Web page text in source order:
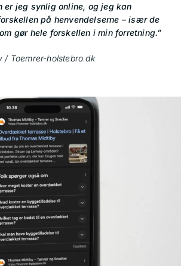
er jeg synlig online, og jeg kan
på henvendelserne – især de
gør hele forskellen i min forretning.”
/ Toemrer-holstebro.dk